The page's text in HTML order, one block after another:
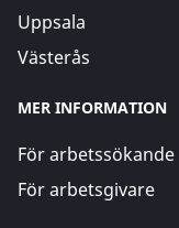
Uppsala
Västerås
MER INFORMATION
För arbetssökande
För arbetsgivare